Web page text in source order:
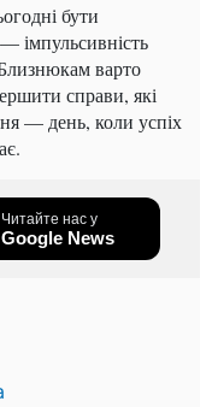
бути
імпульсивність
варто
справи, які
— день, коли успіх
Читайте нас у
Google News